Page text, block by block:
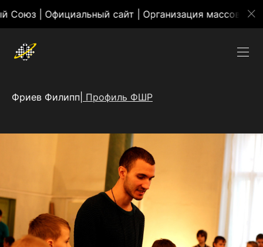
| Официальный сайт | Организация массовых
Фриев Филипп| Профиль ФШР